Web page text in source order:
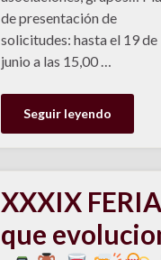
de presentación de
solicitudes: hasta el 19 de
junio a las 15,00 …
Seguir leyendo
XXXIX
que